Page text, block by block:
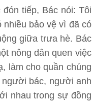
tiếp, Bác nói: Tôi
nhiều bảo vệ vì đã có
giữa trưa hè. Bác
nông dân quen việc
làm cho quần chúng
người bác, người anh
nhau trong sự đồng